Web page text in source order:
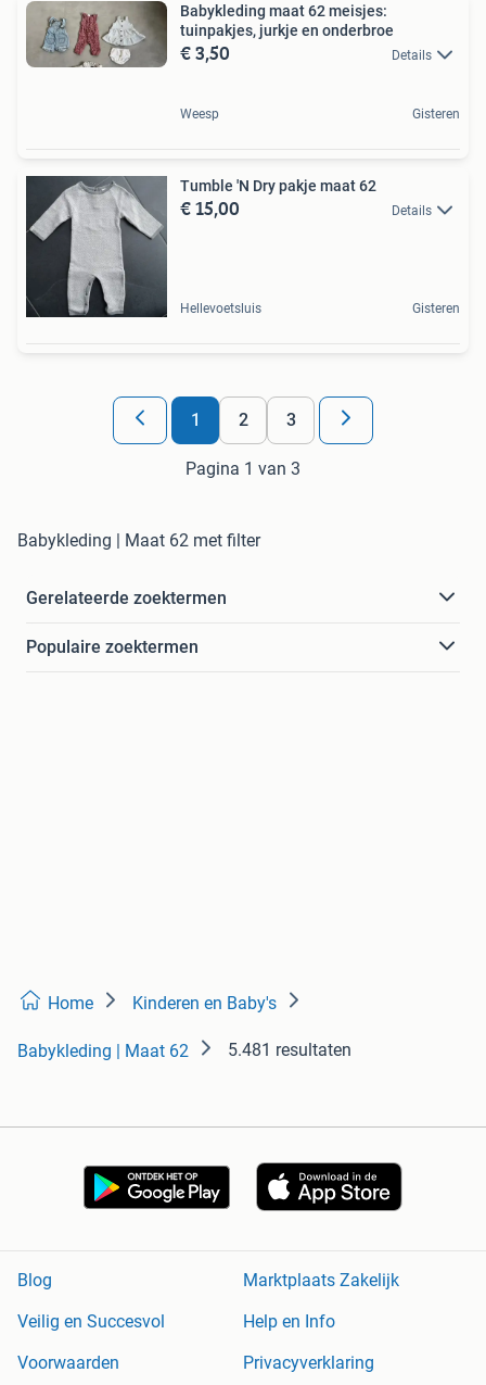
Babykleding maat 62 meisjes:
tuinpakjes, jurkje en onderbroe
€ 3,50 Details
Weesp Gisteren
Tumble 'N Dry pakje maat 62
€ 15,00 Details
Hellevoetsluis Gisteren
1 2 3
Pagina 1 van 3
Babykleding | Maat 62 met filter
Gerelateerde zoektermen
Populaire zoektermen
Home Kinderen en Baby's
Babykleding | Maat 62 5.481 resultaten
Blog
Marktplaats Zakelijk
Veilig en Succesvol
Help en Info
Voorwaarden
Privacyverklaring